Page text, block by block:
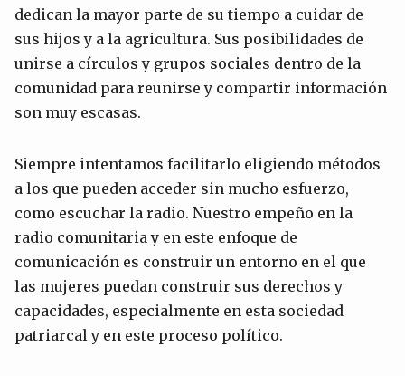
dedican la mayor parte de su tiempo a cuidar de
sus hijos y a la agricultura. Sus posibilidades de
unirse a círculos y grupos sociales dentro de la
comunidad para reunirse y compartir información
son muy escasas.
Siempre intentamos facilitarlo eligiendo métodos
a los que pueden acceder sin mucho esfuerzo,
como escuchar la radio. Nuestro empeño en la
radio comunitaria y en este enfoque de
comunicación es construir un entorno en el que
las mujeres puedan construir sus derechos y
capacidades, especialmente en esta sociedad
patriarcal y en este proceso político.